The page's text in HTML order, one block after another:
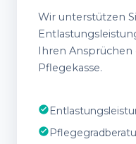
Wir unterstützen
Ihren
Pflegekasse.